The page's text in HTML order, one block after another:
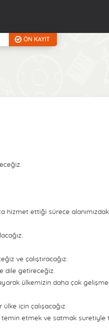
ÖN KAYIT
hizmet ettiği sürece
ve çalıştıracağız.
dile getireceğiz.
ülkemizin daha çok
için çalışacağız.
etmek ve satmak